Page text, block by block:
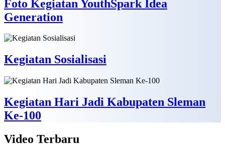
Foto Kegiatan YouthSpark Idea
Generation
Kegiatan Sosialisasi
Kegiatan Hari Jadi Kabupaten Sleman
Ke-100
Video Terbaru